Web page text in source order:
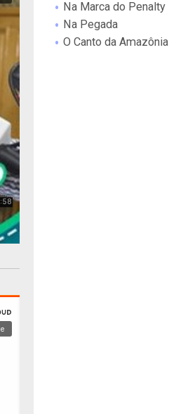
Na Marca do Penalty
Na Pegada
O Canto da Amazônia